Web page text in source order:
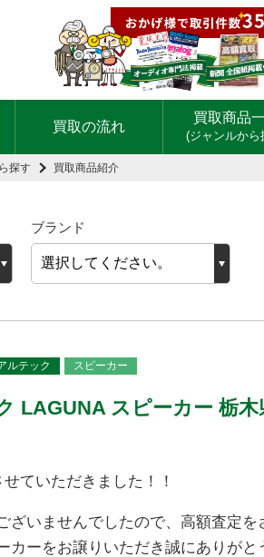
買取の流れ
買取商品
(ジャンルから
探す 買取商品紹介
ブランド
ルテック スピーカー
LAGUNA スピーカー 栃
ていただきました！！
ざいませんでしたので、高額査定を
カーをお譲りいただき誠にありがと